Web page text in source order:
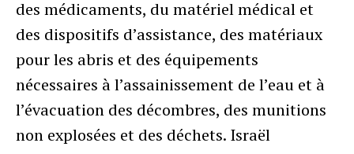
des médicaments, du matériel médical et
des dispositifs d’assistance, des matériaux
pour les abris et des équipements
nécessaires à l’assainissement de l’eau et à
l’évacuation des décombres, des munitions
non explosées et des déchets. Israël